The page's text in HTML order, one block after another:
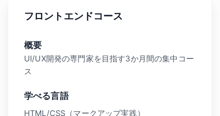
フロントエンドコース
概要
UI/UX開発の専門家を目指す3か月間の集中コー
ス
学べる言語
HTML/CSS（マークアップ実践）